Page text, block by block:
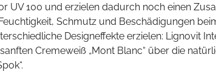
UV 100 und erzielen dadurch noch einen
Schmutz und Beschädigungen
Designeffekte erzielen: Lignovit
Cremeweiß „Mont Blanc“ über die